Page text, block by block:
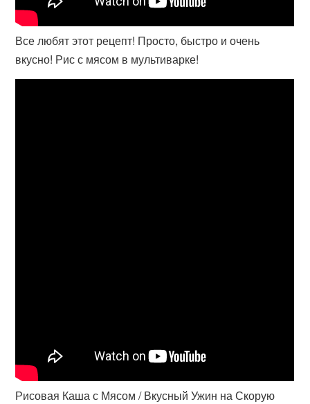
Все любят этот рецепт! Просто, быстро и очень
вкусно! Рис с мясом в мультиварке!
Рисовая Каша с Мясом / Вкусный Ужин на Скорую